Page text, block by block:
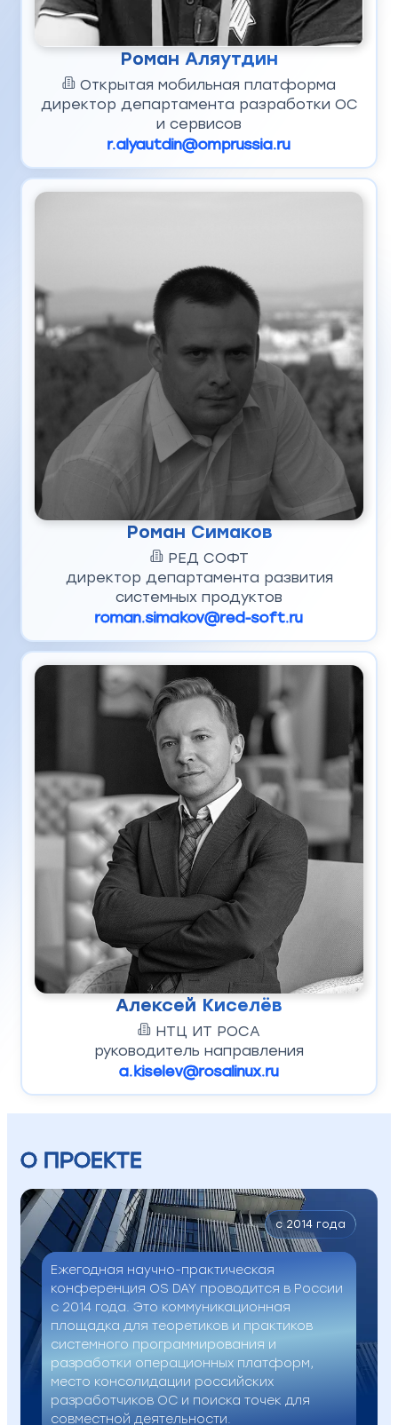
Роман Аляутдин
Открытая мобильная платформа
директор департамента разработки ОС
и сервисов
r.alyautdin@omprussia.ru
Роман Симаков
РЕД СОФТ
директор департамента развития
системных продуктов
roman.simakov@red-soft.ru
Алексей Киселёв
НТЦ ИТ РОСА
руководитель направления
a.kiselev@rosalinux.ru
О ПРОЕКТЕ
c 2014 года
Ежегодная научно-практическая
конференция OS DAY проводится в России
с 2014 года. Это коммуникационная
площадка для теоретиков и практиков
системного программирования и
разработки операционных платформ,
место консолидации российских
разработчиков ОС и поиска точек для
совместной деятельности.